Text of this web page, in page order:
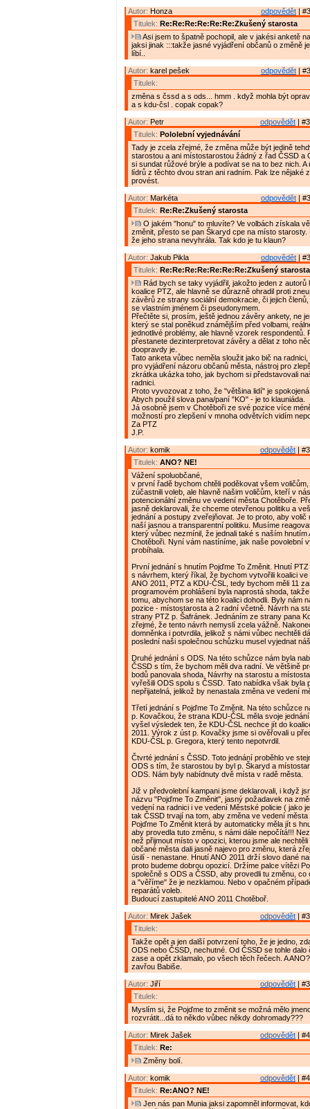
odpovědět |
Autor: Honza
Titulek: Re:Re:Re:Re:Re:Re:Zkušený starosta
Asi jsem to špatně pochopil, ale v jakési anketě
jaksi jinak :::takže jasné vyjádření občanů o změně
líbí..
odpovědět |
Autor: karel pešek
Titulek:
změna s čssd a s ods... hmm . když mohla být
a s kdu-čsl . copak copak?
odpovědět |
Autor: Petr
Titulek: Pololební vyjednávání
Tady je zcela zřejmé, že změna může být jedině
starostou a ani místostarostou žádný z řad ČSSD a
si sundat růžové brýle a podívat se na to bez nich. A
lídrů z těchto dvou stran ani radním. Pak lze nějaké
provést.
odpovědět |
Autor: Markéta
Titulek: Re:Re:Zkušený starosta
O jakém "honu" to mluvíte? Ve volbách získala
změnit, přesto se pan Škaryd cpe na místo starosty.
že jeho strana nevyhrála. Tak kdo je tu klaun?
odpovědět |
Autor: Jakub Pikla
Titulek: Re:Re:Re:Re:Re:Re:Re:Zkušený starosta
Rád bych se taky vyjádřil, jakožto jeden z autorů
koalice PTZ, ale hlavně se důrazně ohradil proti
závěrů ze strany sociální demokracie, či jejich
se vlastním jménem či pseudonymem.
Přečtěte si, prosím, ještě jednou závěry ankety, ne
který se stal poněkud známějším před volbami,
jednotlivé problémy, ale hlavně vzorek respondentů.
přestanete dezinterpretovat závěry a dělat z toho
doopravdy je.
Tato anketa vůbec neměla sloužit jako bič na
pro vyjádření názoru občanů města, nástroj pro
zkrátka ukázka toho, jak bychom si představovali
radnici.
Proto vyvozovat z toho, že "většina lidí" je
Abych použil slova pana/paní "KO" - je to klauniáda.
Já osobně jsem v Chotěboři ze své pozice více
možností pro zlepšení v mnoha odvětvích vidím
Za PTZ
J.P.
odpovědět |
Autor: komik
Titulek: ANO? NE!
Vážení spoluobčané,
v první řadě bychom chtěli poděkovat všem
zúčastnili voleb, ale hlavně našim voličům, kteří v
potencionální změnu ve vedení města Chotěboře.
jasně deklarovali, že chceme otevřenou politiku a
jednání a postupy zveřejňovat. Je to proto, aby volič
naší jasnou a transparentní politiku. Musíme
který vůbec nezmínil, že jednali také s naším hnutím
Chotěboři. Nyní vám nastíníme, jak naše povolební
probíhala.
První jednání s hnutím Pojďme To Změnit. Hnutí
s návrhem, který říkal, že bychom vytvořili koalici
ANO 2011, PTZ a KDU-ČSL, tedy bychom měli 11
programovém prohlášení byla naprostá shoda,
tomu, abychom se na této koalici dohodli. Byly nám
pozice - místostarosta a 2 radní včetně. Návrh na
strany PTZ p. Šafránek. Jednáním ze strany pana
zřejmé, že tento návrh nemyslí zcela vážně.
domněnka i potvrdila, jelikož s námi vůbec nechtěli
poslední naši společnou schůzku musel vyjednat
Druhé jednání s ODS. Na této schůzce nám byla
ČSSD s tím, že bychom měli dva radní. Ve většině
bodů panovala shoda. Návrhy na starostu a
vyřešili ODS spolu s ČSSD. Tato nabídka však byla
nepřijatelná, jelikož by nenastala změna ve vedení
Třetí jednání s Pojďme To Změnit. Na této schůzce
p. Kovačkou, že strana KDU-ČSL měla svoje
vyšel výsledek ten, že KDU-ČSL nechce jít do
2011. Výrok z úst p. Kovačky jsme si ověřovali u
KDU-ČSL p. Gregora, který tento nepotvrdil.
Čtvrté jednání s ČSSD. Toto jednání proběhlo ve
ODS s tím, že starostou by byl p. Škaryd a
ODS. Nám byly nabídnuty dvě místa v radě města.
Již v předvolební kampani jsme deklarovali, i když
názvu "Pojďme To Změnit", jasný požadavek na
vedení na radnici i ve vedení Městské policie ( jako
tak ČSSD trvají na tom, aby změna ve vedení města
Pojďme To Změnit která by automaticky měla jít s
aby provedla tuto změnu, s námi dále nepočítá!!!
než přijmout místo v opozici, kterou jsme ale
občané města dali jasně najevo pro změnu, která
úsilí - nenastane. Hnutí ANO 2011 drží slovo dané
proto budeme dobrou opozicí. Držíme palce vítězi
společně s ODS a ČSSD, aby provedli tu změnu, co
a "věříme" že je nezklamou. Nebo v opačném
reparátů voleb.
Budoucí zastupitelé ANO 2011 Chotěboř.
odpovědět |
Autor: Mirek Jašek
Titulek:
Takže opět a jen další potvrzení toho, že je jedno,
ODS nebo ČSSD, nechutné. Od ČSSD se tohle dalo
zase a opět zklamalo, po všech těch řečech. A
zavřou Babiše.
odpovědět |
Autor: Jiří
Titulek:
Myslím si, že Pojďme to změnit se možná mělo
rozvrátit...dá to někdo vůbec někdy dohromady???
odpovědět |
Autor: Mirek Jašek
Titulek: Re:
Změny bolí.
odpovědět |
Autor: komik
Titulek: Re:ANO? NE!
Jen nás pan Munia jaksi zapomněl informovat,